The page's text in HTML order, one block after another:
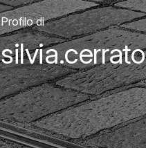
Profilo di
silvia.cerrato